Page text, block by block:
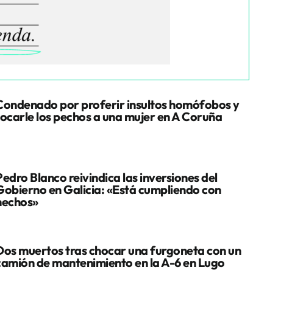
por proferir insultos homófobos y
los pechos a una mujer en A Coruña
Blanco reivindica las inversiones del
en Galicia: «Está cumpliendo con
muertos tras chocar una furgoneta con un
de mantenimiento en la A-6 en Lugo